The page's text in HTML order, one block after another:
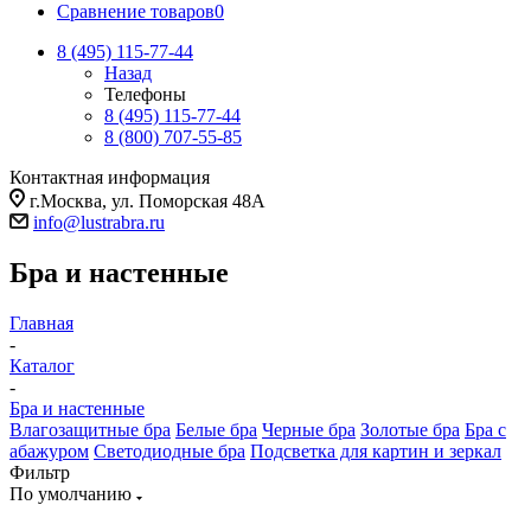
Сравнение товаров0
8 (495) 115-77-44
Назад
Телефоны
8 (495) 115-77-44
8 (800) 707-55-85
Контактная информация
г.Москва, ул. Поморская 48А
info@lustrabra.ru
Бра и настенные
Главная
-
Каталог
-
Бра и настенные
Влагозащитные бра Белые бра Черные бра Золотые бра Бра с
абажуром Светодиодные бра Подсветка для картин и зеркал
Фильтр
По умолчанию